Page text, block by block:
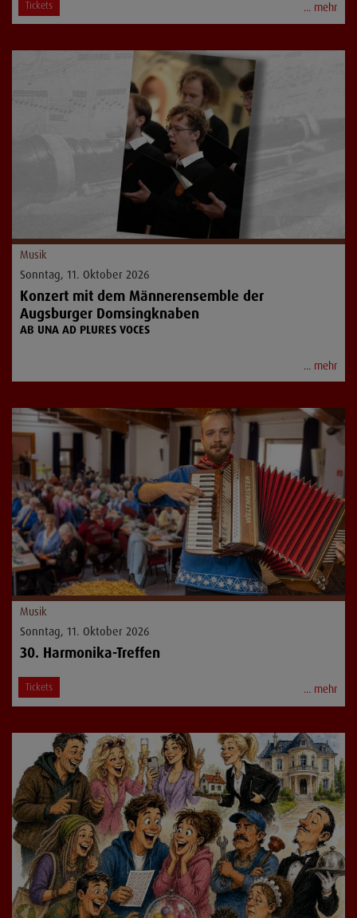
... mehr
Tickets
Musik
Sonntag, 11. Oktober 2026
Konzert mit dem Männerensemble der
Augsburger Domsingknaben
AB UNA AD PLURES VOCES
... mehr
Musik
Sonntag, 11. Oktober 2026
30. Harmonika-Treffen
... mehr
Tickets